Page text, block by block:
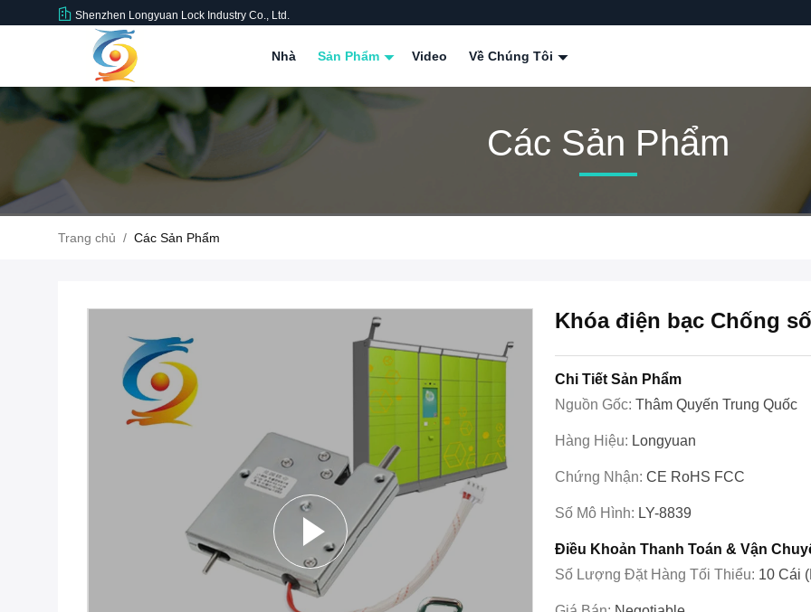
Shenzhen Longyuan Lock Industry Co., Ltd.
Nhà Sản Phẩm Video Về Chúng Tôi
Các Sản Phẩm
Trang chủ / Các Sản Phẩm
Khóa điện bạc Chống
Chi Tiết Sản Phẩm
Nguồn Gốc: Thâm Quyến Trung Quốc
Hàng Hiệu: Longyuan
Chứng Nhận: CE RoHS FCC
Số Mô Hình: LY-8839
Điều Khoản Thanh Toán & Vận
Số Lượng Đặt Hàng Tối Thiểu: 10 Cái